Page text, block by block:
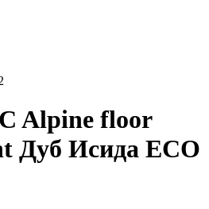
Alpine floor
Дуб Исида ECO